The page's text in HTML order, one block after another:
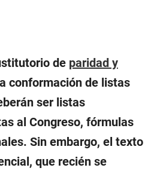
de paridad y
conformación de listas
ser listas
al Congreso, fórmulas
Sin embargo, el texto
que recién se